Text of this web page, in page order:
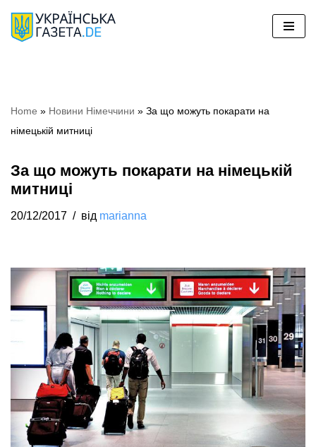
Перейти
Home » Новини Німеччини » За що можуть покарати на
німецькій митниці
За що можуть покарати на німецькій
митниці
20/12/2017 від marianna